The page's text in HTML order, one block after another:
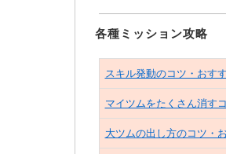
各種ミッション攻略
スキル発動のコツ・おす
マイツムをたくさん消す
大ツムの出し方のコツ・